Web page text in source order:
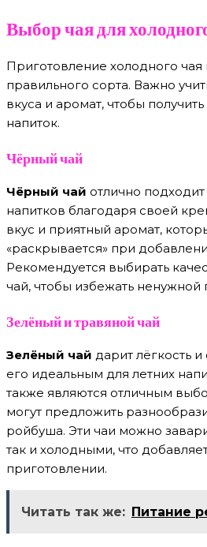
Выбор чая для
Приготовление холодного чая
правильного сорта. Важно
вкуса и аромат, чтобы
напиток.
Чёрный чай
Чёрный чай отлично
напитков благодаря своей
вкус и приятный аромат,
«раскрывается» при
Рекомендуется выбирать
чай, чтобы избежать ненужной
Зелёный и травяной чай
Зелёный чай дарит лёгкость
его идеальным для летних
также являются отличным
могут предложить
ройбуша. Эти чаи можно
так и холодными, что
приготовлении.
Читать так же: Питание